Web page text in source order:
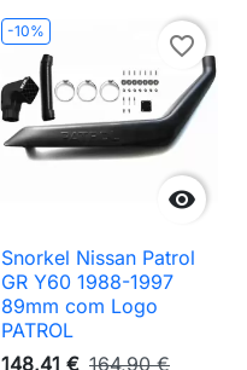
-10%

favorite_border
Snorkel Nissan Patrol
GR Y60 1988-1997
89mm com Logo
PATROL
148,41 € 164,90 €